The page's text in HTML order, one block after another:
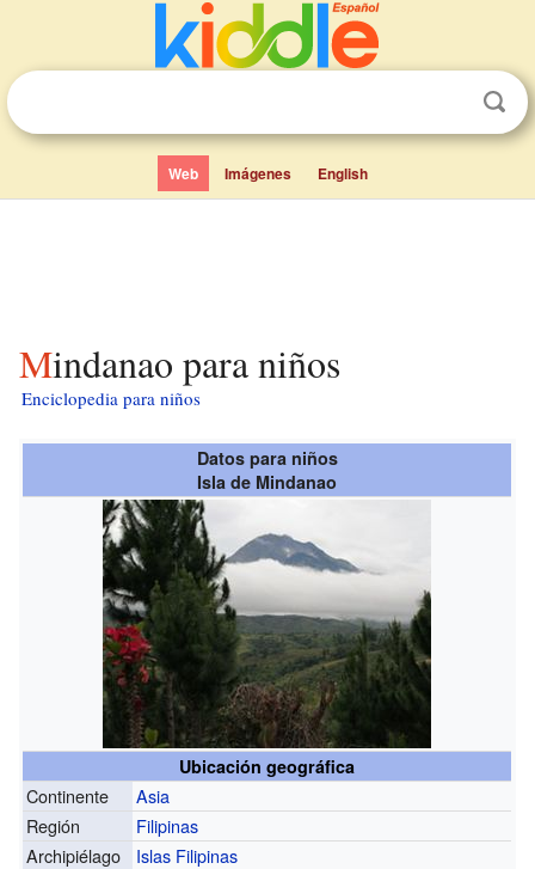
Web Imágenes English
Mindanao para niños
Enciclopedia para niños
Datos para niños
Isla de Mindanao
Ubicación geográfica
Continente
Asia
Región
Filipinas
Archipiélago
Islas Filipinas